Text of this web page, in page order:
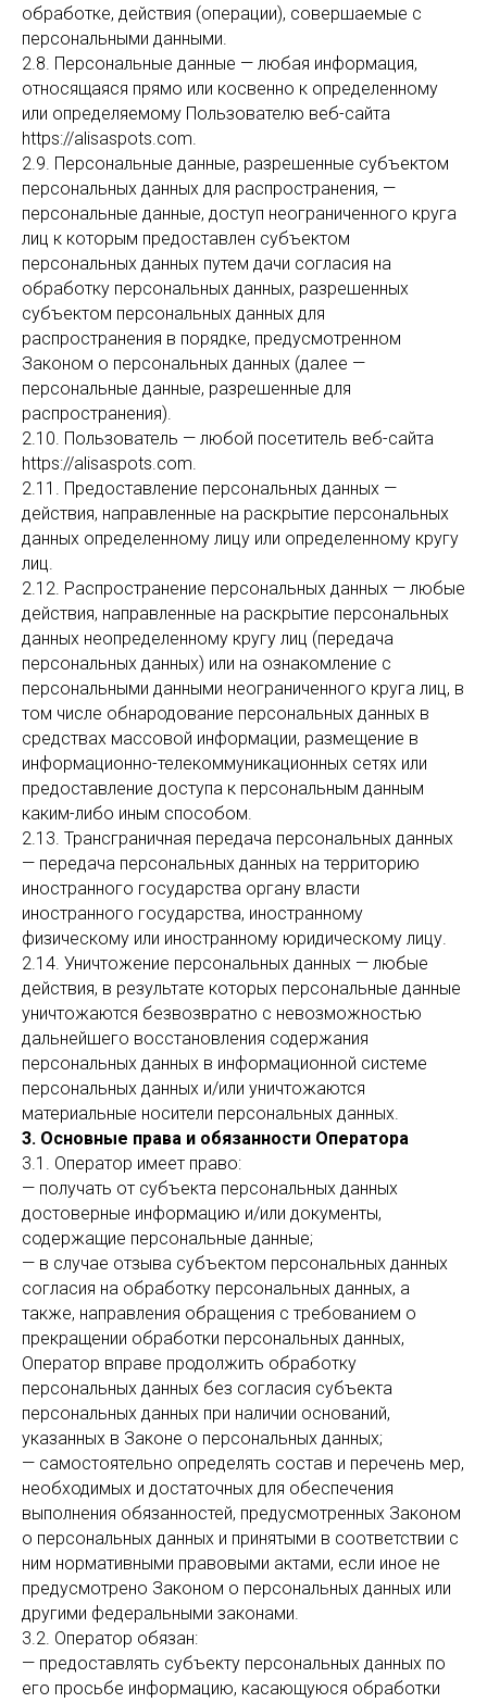
обработке, действия (операции), совершаемые с
персональными данными.
2.8. Персональные данные — любая информация,
относящаяся прямо или косвенно к определенному
или определяемому Пользователю веб-сайта
https://alisaspots.com.
2.9. Персональные данные, разрешенные субъектом
персональных данных для распространения, —
персональные данные, доступ неограниченного круга
лиц к которым предоставлен субъектом
персональных данных путем дачи согласия на
обработку персональных данных, разрешенных
субъектом персональных данных для
распространения в порядке, предусмотренном
Законом о персональных данных (далее —
персональные данные, разрешенные для
распространения).
2.10. Пользователь — любой посетитель веб-сайта
https://alisaspots.com.
2.11. Предоставление персональных данных —
действия, направленные на раскрытие персональных
данных определенному лицу или определенному кругу
лиц.
2.12. Распространение персональных данных — любые
действия, направленные на раскрытие персональных
данных неопределенному кругу лиц (передача
персональных данных) или на ознакомление с
персональными данными неограниченного круга лиц, в
том числе обнародование персональных данных в
средствах массовой информации, размещение в
информационно-телекоммуникационных сетях или
предоставление доступа к персональным данным
каким-либо иным способом.
2.13. Трансграничная передача персональных данных
— передача персональных данных на территорию
иностранного государства органу власти
иностранного государства, иностранному
физическому или иностранному юридическому лицу.
2.14. Уничтожение персональных данных — любые
действия, в результате которых персональные данные
уничтожаются безвозвратно с невозможностью
дальнейшего восстановления содержания
персональных данных в информационной системе
персональных данных и/или уничтожаются
материальные носители персональных данных.
3. Основные права и обязанности Оператора
3.1. Оператор имеет право:
— получать от субъекта персональных данных
достоверные информацию и/или документы,
содержащие персональные данные;
— в случае отзыва субъектом персональных данных
согласия на обработку персональных данных, а
также, направления обращения с требованием о
прекращении обработки персональных данных,
Оператор вправе продолжить обработку
персональных данных без согласия субъекта
персональных данных при наличии оснований,
указанных в Законе о персональных данных;
— самостоятельно определять состав и перечень мер,
необходимых и достаточных для обеспечения
выполнения обязанностей, предусмотренных Законом
о персональных данных и принятыми в соответствии с
ним нормативными правовыми актами, если иное не
предусмотрено Законом о персональных данных или
другими федеральными законами.
3.2. Оператор обязан:
— предоставлять субъекту персональных данных по
его просьбе информацию, касающуюся обработки